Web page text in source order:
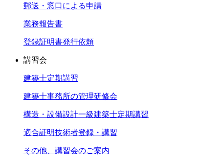
郵送・窓口による申請
業務報告書
登録証明書発行依頼
講習会
建築士定期講習
建築士事務所の管理研修会
構造・設備設計一級建築士定期講習
適合証明技術者登録・講習
その他、講習会のご案内